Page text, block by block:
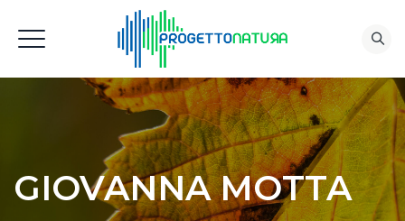
GIOVANNA MOTTA